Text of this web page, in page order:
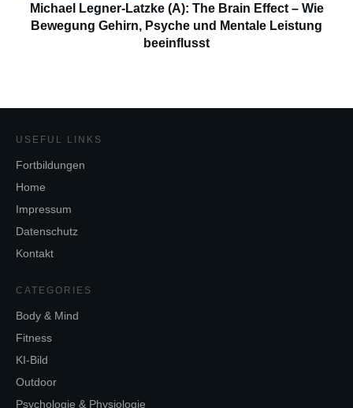
Michael Legner-Latzke (A): The Brain Effect – Wie
Bewegung Gehirn, Psyche und Mentale Leistung
beeinflusst
USEFUL LINKS
Fortbildungen
Home
Impressum
Datenschutz
Kontakt
CATEGORIES
Body & Mind
Fitness
KI-Bild
Outdoor
Psychologie & Physiologie